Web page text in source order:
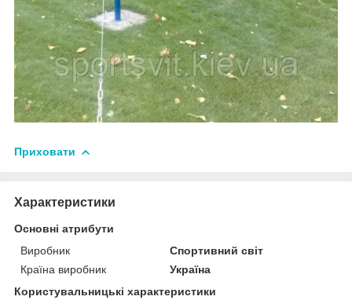
Приховати
Характеристики
Основні атрибути
Виробник
Спортивний світ
Країна виробник
Україна
Користувальницькі характеристики